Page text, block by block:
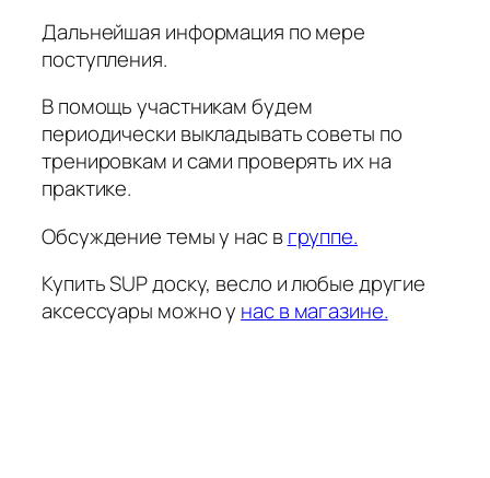
Дальнейшая информация по мере
поступления.
В помощь участникам будем
периодически выкладывать советы по
тренировкам и сами проверять их на
практике.
Обсуждение темы у нас вгруппе.
Купить SUP доску, весло и любые другие
аксессуары можно у нас в магазине.